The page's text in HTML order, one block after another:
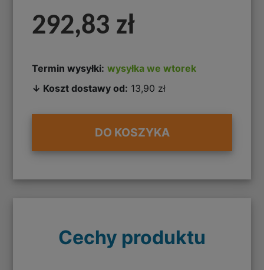
292,83 zł
Termin wysyłki: wysyłka we wtorek
↓ Koszt dostawy od: 13,90 zł
DO KOSZYKA
Cechy produktu